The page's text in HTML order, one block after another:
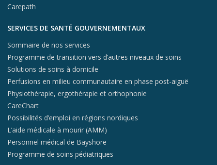
Carepath
SERVICES DE SANTÉ GOUVERNEMENTAUX
Sommaire de nos services
Programme de transition vers d’autres niveaux de soins
Solutions de soins à domicile
Perfusions en milieu communautaire en phase post-aiguë
Physiothérapie, ergothérapie et orthophonie
CareChart
Possibilités d’emploi en régions nordiques
L’aide médicale à mourir (AMM)
Personnel médical de Bayshore
Programme de soins pédiatriques